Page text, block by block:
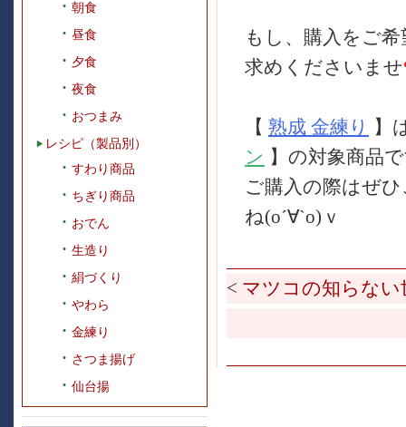
朝食
昼食
夕食
夜食
おつまみ
レシピ（製品別）
すわり商品
ちぎり商品
おでん
生造り
絹づくり
やわら
金練り
さつま揚げ
仙台揚
もし、購入をご
求めくださいませ
【 熟成 金練り 】
ン 】の対象商品
ご購入の際はぜ
ね(o´∀`o)ｖ
< マツコの知らない